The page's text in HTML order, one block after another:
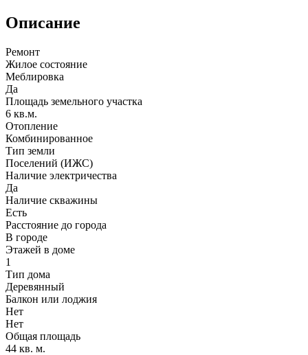
Описание
Ремонт
Жилое состояние
Меблировка
Да
Площадь земельного участка
6 кв.м.
Отопление
Комбинированное
Тип земли
Поселений (ИЖС)
Наличие электричества
Да
Наличие скважины
Есть
Расстояние до города
В городе
Этажей в доме
1
Тип дома
Деревянный
Балкон или лоджия
Нет
Нет
Общая площадь
44 кв. м.